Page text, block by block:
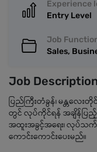
Experience
Entry Level
Job
Sales,
Job
ပြည်ကြီးတံခွန်၊ မန္တလေး
တွင် လုပ်ကိုင်ရန် အချိန်ပြည့်
အထူးအခွင့်အရေး၊ လုပ်သ
ကောင်းကောင်းပေးမည်။